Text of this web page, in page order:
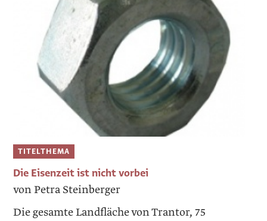
TITELTHEMA
Die Eisenzeit ist nicht vorbei
von Petra Steinberger
Die gesamte Landfläche von Trantor, 75